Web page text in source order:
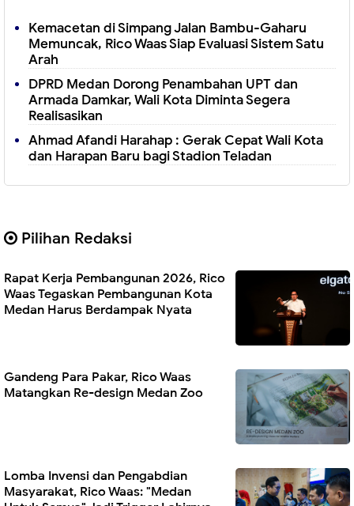
Kemacetan di Simpang Jalan Bambu-Gaharu
Memuncak, Rico Waas Siap Evaluasi Sistem Satu
Arah
DPRD Medan Dorong Penambahan UPT dan
Armada Damkar, Wali Kota Diminta Segera
Realisasikan
Ahmad Afandi Harahap : Gerak Cepat Wali Kota
dan Harapan Baru bagi Stadion Teladan
Pilihan Redaksi
Rapat Kerja Pembangunan 2026, Rico
Waas Tegaskan Pembangunan Kota
Medan Harus Berdampak Nyata
Gandeng Para Pakar, Rico Waas
Matangkan Re-design Medan Zoo
Lomba Invensi dan Pengabdian
Masyarakat, Rico Waas: "Medan